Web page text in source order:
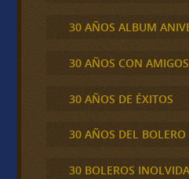
30 AÑOS ALBUM
30 AÑOS CON AMIGOS
30 AÑOS DE ÉXITOS
30 AÑOS DEL
30 BOLEROS